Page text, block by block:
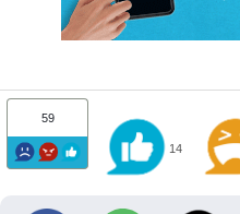
59
14